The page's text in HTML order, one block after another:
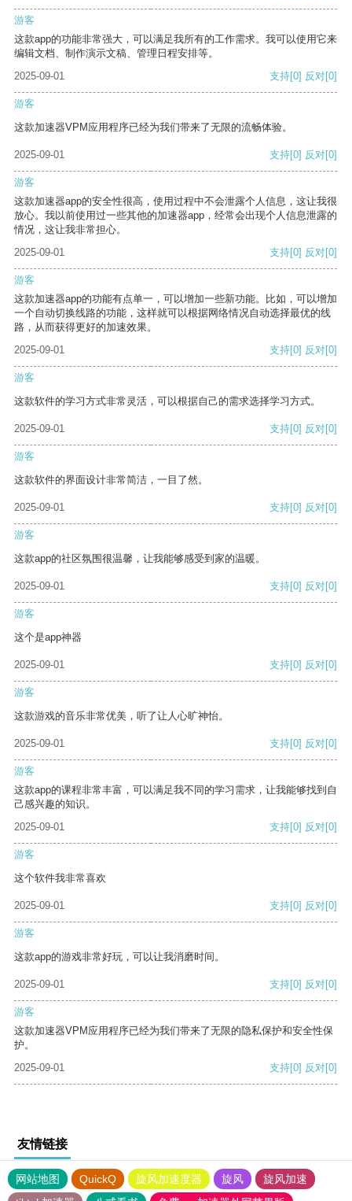
游客
这款app的功能非常强大，可以满足我所有的工作需求。我可以使用它来
编辑文档、制作演示文稿、管理日程安排等。
2025-09-01
支持[0] 反对[0]
游客
这款加速器VPM应用程序已经为我们带来了无限的流畅体验。
2025-09-01 支持[0] 反对[0]
游客
这款加速器app的安全性很高，使用过程中不会泄露个人信息，这让我很
放心。我以前使用过一些其他的加速器app，经常会出现个人信息泄露的
情况，这让我非常担心。
2025-09-01
支持[0] 反对[0]
游客
这款加速器app的功能有点单一，可以增加一些新功能。比如，可以增加
一个自动切换线路的功能，这样就可以根据网络情况自动选择最优的线
路，从而获得更好的加速效果。
2025-09-01
支持[0] 反对[0]
游客
这款软件的学习方式非常灵活，可以根据自己的需求选择学习方式。
2025-09-01 支持[0] 反对[0]
游客
这款软件的界面设计非常简洁，一目了然。
2025-09-01 支持[0] 反对[0]
游客
这款app的社区氛围很温馨，让我能够感受到家的温暖。
2025-09-01 支持[0] 反对[0]
游客
这个是app神器
2025-09-01 支持[0] 反对[0]
游客
这款游戏的音乐非常优美，听了让人心旷神怡。
2025-09-01 支持[0] 反对[0]
游客
这款app的课程非常丰富，可以满足我不同的学习需求，让我能够找到自
己感兴趣的知识。
2025-09-01
支持[0] 反对[0]
游客
这个软件我非常喜欢
2025-09-01 支持[0] 反对[0]
游客
这款app的游戏非常好玩，可以让我消磨时间。
2025-09-01 支持[0] 反对[0]
游客
这款加速器VPM应用程序已经为我们带来了无限的隐私保护和安全性保
护。
2025-09-01
支持[0] 反对[0]
友情链接
网站地图 QuickQ 旋风加速度器 旋风
旋风加速